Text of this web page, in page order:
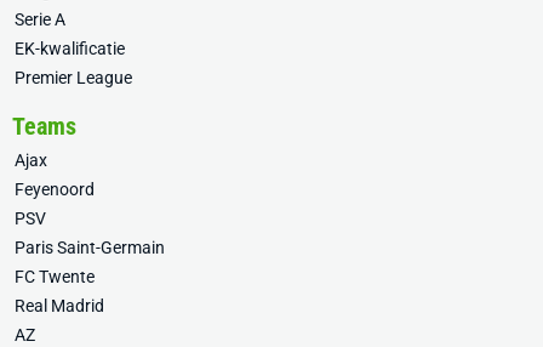
Serie A
EK-kwalificatie
Premier League
Teams
Ajax
Feyenoord
PSV
Paris Saint-Germain
FC Twente
Real Madrid
AZ